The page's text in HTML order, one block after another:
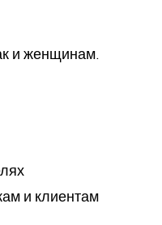
и женщинам.
и клиентам